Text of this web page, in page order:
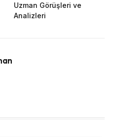
Uzman Görüşleri ve
Analizleri